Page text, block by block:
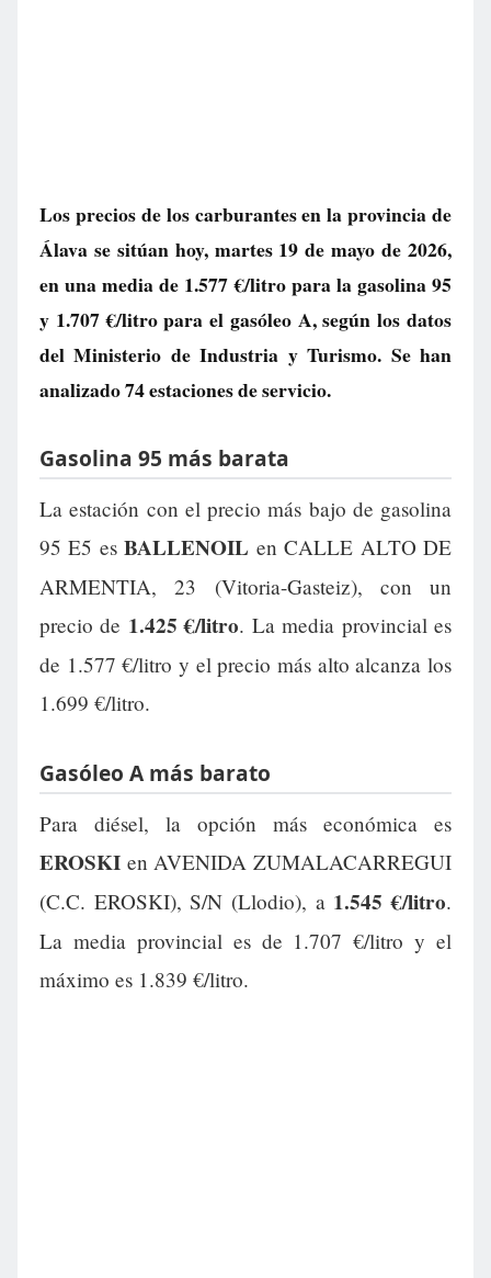
Los precios de los carburantes en la provincia de
Álava se sitúan hoy, martes 19 de mayo de 2026,
en una media de 1.577 €/litropara la gasolina 95
y 1.707 €/litropara el gasóleo A, según los datos
del Ministerio de Industria y Turismo. Se han
analizado 74 estaciones de servicio.
Gasolina 95 más barata
La estación con el precio más bajo de gasolina
95 E5 esBALLENOIL en CALLE ALTO DE
ARMENTIA, 23 (Vitoria-Gasteiz), con un
precio de 1.425 €/litro. La media provincial es
de 1.577 €/litro y el precio más alto alcanza los
1.699 €/litro.
Gasóleo A más barato
Para diésel, la opción más económica es
EROSKI en AVENIDA ZUMALACARREGUI
(C.C. EROSKI), S/N (Llodio), a 1.545 €/litro.
La media provincial es de 1.707 €/litro y el
máximo es 1.839 €/litro.